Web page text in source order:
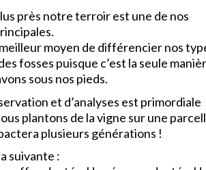
près notre terroir est une de nos
moyen de différencier nos
fosses puisque c’est la seule
sous nos pieds.
et d’analyses est primordiale
plantons de la vigne sur une
plusieurs générations !
suivante :